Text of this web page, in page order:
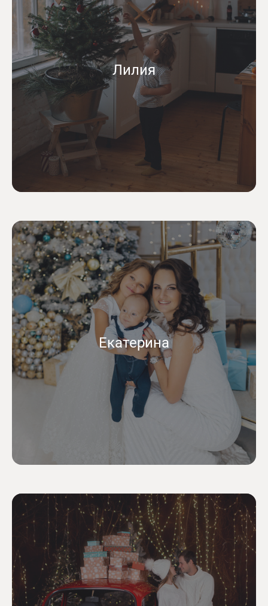
Лилия
Екатерина